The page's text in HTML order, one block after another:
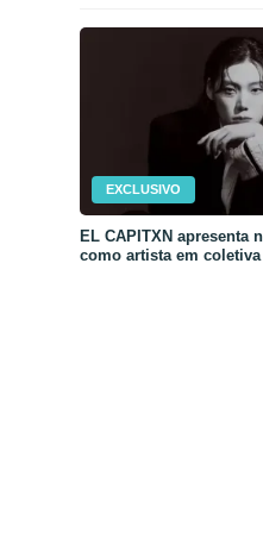
EXCLUSIVO
EL CAPITXN apresenta
como artista em coletiva